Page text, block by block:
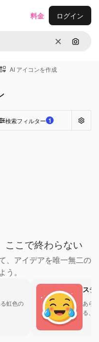
消去 画像で
料金 ログイン
AI アイコンを作成
検索フィルター 1
ここで終わらない
、アイデアを唯一無二の
う。
虹色の
ステ
あら
る、